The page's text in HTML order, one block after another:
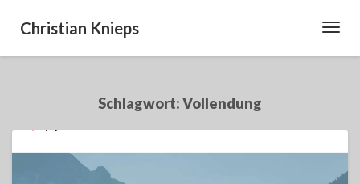
Christian Knieps
Schlagwort:Vollendung